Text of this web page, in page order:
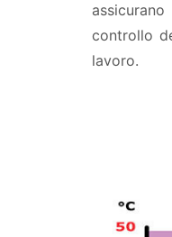
controllo
lavoro.